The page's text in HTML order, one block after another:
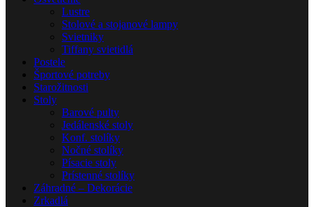
Lustre
Stolové a stojanové lampy
Svietniky
Tiffany svietidlá
Postele
Športové potreby
Starožitnosti
Stoly
Barové pulty
Jedálenské stoly
Konf. stolíky
Nočné stolíky
Písacie stoly
Prístenné stolíky
Záhradné – Dekorácie
Zrkadlá